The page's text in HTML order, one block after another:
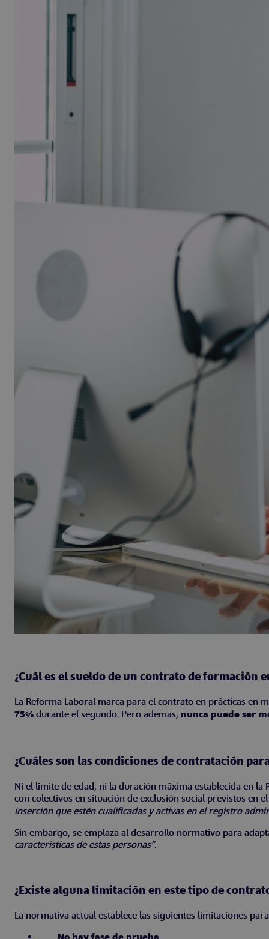
¿Cuál es el sueldo de un contrato de formación
La Reforma Laboral marca para el contrato en prácticas en
75% durante el segundo. Pero además, nunca puede ser
¿Cuáles son las condiciones de contratación
Ni el límite de edad, ni la duración máxima establecida en
con colectivos en situación de exclusión social previstos en
inserción que estén cualificadas y activas en el registro
Sin embargo, se emplaza al desarrollo normativo para
características de estas personas”.
¿Existe alguna limitación en este tipo de
La normativa actual establece las siguientes limitaciones